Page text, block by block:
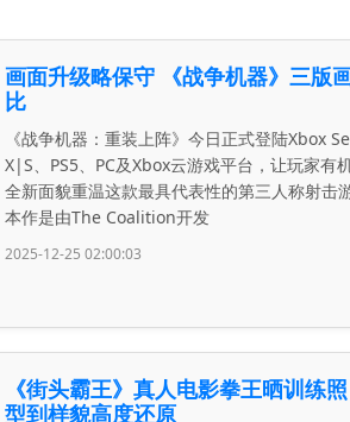
画面升级略保守 《战争机器》三版
比
《战争机器：重装上阵》今日正式登陆Xbox
X|S、PS5、PC及Xbox云游戏平台，让玩家有
全新面貌重温这款最具代表性的第三人称射击游
本作是由The Coalition开发
2025-12-25 02:00:03
《街头霸王》真人电影拳王晒训练
型到样貌高度还原